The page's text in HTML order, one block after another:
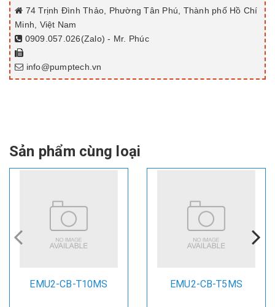
74 Trịnh Đình Thảo, Phường Tân Phú, Thành phố Hồ Chí
Minh, Việt Nam
0909.057.026(Zalo) - Mr. Phúc
info@pumptech.vn
Sản phẩm cùng loại
EMU2-CB-T10MS EMU2-CB-T5MS